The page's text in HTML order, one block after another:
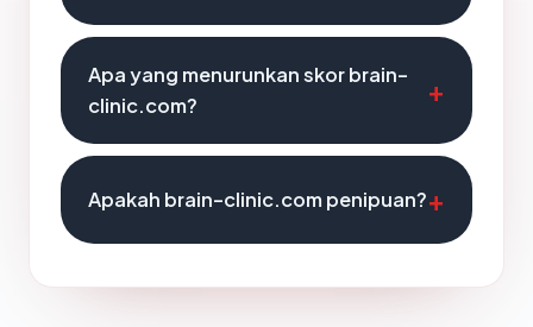
Apa yang menurunkan skor brain-
clinic.com?
Apakah brain-clinic.com penipuan?